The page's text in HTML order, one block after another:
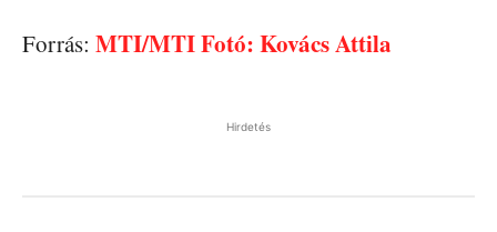
Forrás: MTI/MTI Fotó: Kovács Attila
Hirdetés